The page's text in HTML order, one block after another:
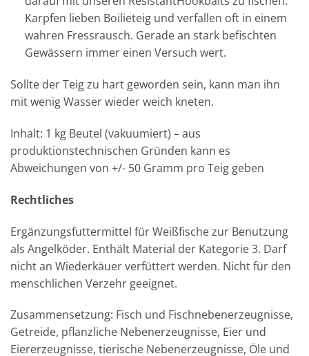
Karpfen lieben Boilieteig und verfallen oft in einem
wahren Fressrausch. Gerade an stark befischten
Gewässern immer einen Versuch wert.
Sollte der Teig zu hart geworden sein, kann man ihn
mit wenig Wasser wieder weich kneten.
Inhalt: 1 kg Beutel (vakuumiert) – aus
produktionstechnischen Gründen kann es
Abweichungen von +/- 50 Gramm pro Teig geben
Rechtliches
Ergänzungsfuttermittel für Weißfische zur Benutzung
als Angelköder. Enthält Material der Kategorie 3. Darf
nicht an Wiederkäuer verfüttert werden. Nicht für den
menschlichen Verzehr geeignet.
Zusammensetzung: Fisch und Fischnebenerzeugnisse,
Getreide, pflanzliche Nebenerzeugnisse, Eier und
Eiererzeugnisse, tierische Nebenerzeugnisse, Öle und